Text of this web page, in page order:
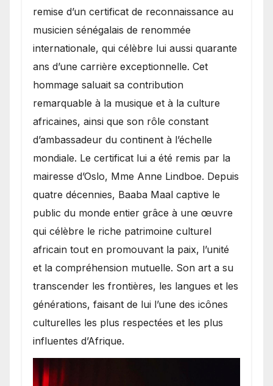
remise d’un certificat de reconnaissance au
musicien sénégalais de renommée
internationale, qui célèbre lui aussi quarante
ans d’une carrière exceptionnelle. Cet
hommage saluait sa contribution
remarquable à la musique et à la culture
africaines, ainsi que son rôle constant
d’ambassadeur du continent à l’échelle
mondiale. Le certificat lui a été remis par la
mairesse d’Oslo, Mme Anne Lindboe. Depuis
quatre décennies, Baaba Maal captive le
public du monde entier grâce à une œuvre
qui célèbre le riche patrimoine culturel
africain tout en promouvant la paix, l’unité
et la compréhension mutuelle. Son art a su
transcender les frontières, les langues et les
générations, faisant de lui l’une des icônes
culturelles les plus respectées et les plus
influentes d’Afrique.